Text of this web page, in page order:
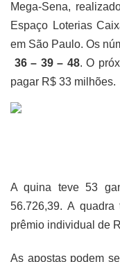
Mega-Sena,
Espaço Loterias
em São Paulo. Os
36 – 39 – 48. O
pagar R$ 33 milhões.
A quina teve 53
56.726,39. A
prêmio individual de
As apostas podem